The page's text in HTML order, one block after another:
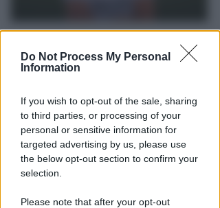
Do Not Process My Personal
Information
If you wish to opt-out of the sale, sharing
to third parties, or processing of your
personal or sensitive information for
targeted advertising by us, please use
the below opt-out section to confirm your
selection.
Please note that after your opt-out
Muore a 19 anni Tommaso
Ugolini, nipote della consigliera
diRedazione